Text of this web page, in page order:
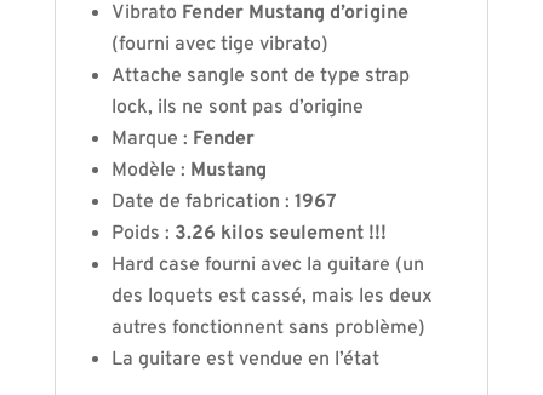
Vibrato Fender Mustang d’origine
(fourni avec tige vibrato)
Attache sangle sont de type strap
lock, ils ne sont pas d’origine
Marque : Fender
Modèle : Mustang
Date de fabrication : 1967
Poids : 3.26 kilos seulement !!!
Hard case fourni avec la guitare (un
des loquets est cassé, mais les deux
autres fonctionnent sans problème)
La guitare est vendue en l’état